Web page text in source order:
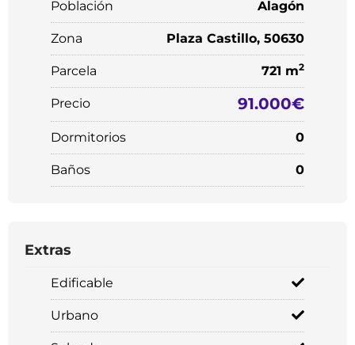
Población Alagón
Zona Plaza Castillo, 50630
Parcela 721 m2
Precio 91.000€
Dormitorios 0
Baños 0
Extras
Edificable
Urbano